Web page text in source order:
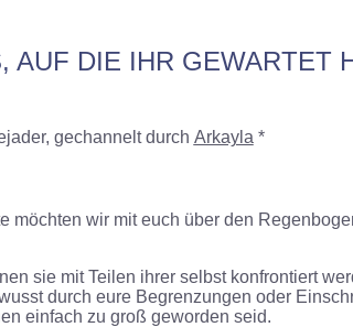
AUF DIE IHR GEWARTET
gechannelt durch Arkayla *
wir mit euch über den
sie mit Teilen ihrer selbst konfrontiert
durch eure Begrenzungen oder
einfach zu groß geworden seid.